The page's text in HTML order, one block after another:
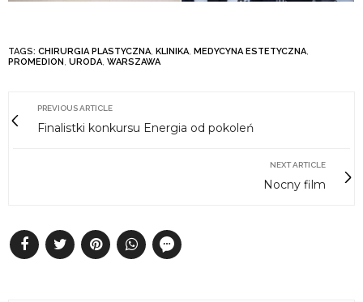
TAGS: CHIRURGIA PLASTYCZNA, KLINIKA, MEDYCYNA ESTETYCZNA,
PROMEDION , URODA, WARSZAWA
PREVIOUS ARTICLE
Finalistki konkursu Energia od pokoleń
NEXT ARTICLE
Nocny film